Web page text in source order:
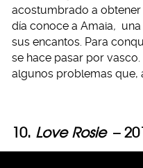
acostumbrado a
día conoce a Amaia,
sus encantos. Para
se hace pasar por
algunos problemas que,
10. Love Rosie –